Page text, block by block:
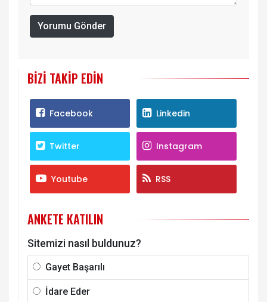
Yorumu Gönder
BIZI TAKIP EDIN
Facebook Linkedin
Twitter Instagram
Youtube RSS
ANKETE KATILIN
Sitemizi nasıl buldunuz?
Gayet Başarılı
İdare Eder